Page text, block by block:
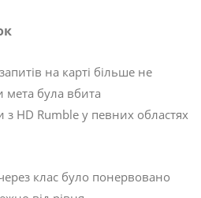
на карті більше не
мета була вбита
HD Rumble у певних областях
клас було понервовано